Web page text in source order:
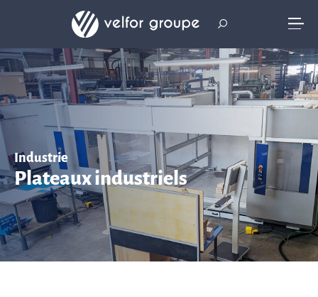
Industrie
Plateaux industriels